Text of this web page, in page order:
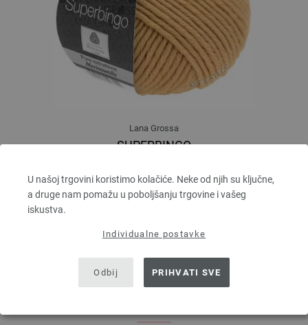
U našoj trgovini koristimo kolačiće. Neke od njih su ključne,
a druge nam pomažu u poboljšanju trgovine i vašeg
iskustva.
Individualne postavke
Odbij PRIHVATI SVE
Lana Grossa
SUPERBINGO
Dužina: otprilike 55 m / 50 g
Većina igle: 6 - 7
bez PDV-a, dodatno troškovi za dostavu, Osnovna cijena:
prev next